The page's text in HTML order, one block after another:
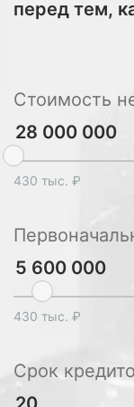
перед тем,
Стоимость
430 тыс. ₽
430 тыс. ₽
Срок